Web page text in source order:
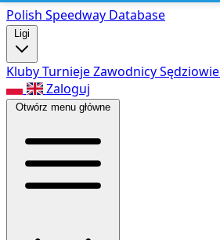
Polish Speedway Database
Ligi
KlubyTurniejeZawodnicySędziowie
Zaloguj
Otwórz menu główne